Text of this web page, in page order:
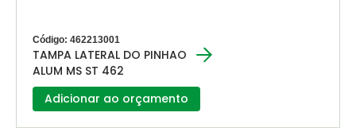
Código: 462213001
TAMPA LATERAL DO PINHAO
ALUM MS ST 462
Adicionar ao orçamento